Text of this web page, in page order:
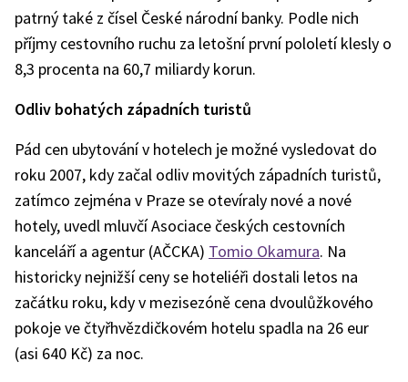
patrný také z čísel České národní banky. Podle nich
příjmy cestovního ruchu za letošní první pololetí klesly o
8,3 procenta na 60,7 miliardy korun.
Odliv bohatých západních turistů
Pád cen ubytování v hotelech je možné vysledovat do
roku 2007, kdy začal odliv movitých západních turistů,
zatímco zejména v Praze se otevíraly nové a nové
hotely, uvedl mluvčí Asociace českých cestovních
kanceláří a agentur (AČCKA) Tomio Okamura. Na
historicky nejnižší ceny se hoteliéři dostali letos na
začátku roku, kdy v mezisezóně cena dvoulůžkového
pokoje ve čtyřhvězdičkovém hotelu spadla na 26 eur
(asi 640 Kč) za noc.